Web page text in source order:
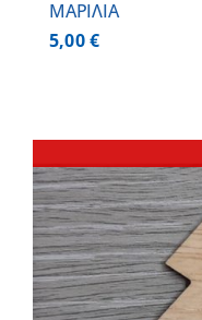
ΜΑΡΙΛΙΑ
5,00€